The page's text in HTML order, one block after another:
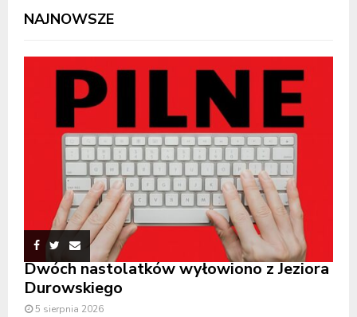
NAJNOWSZE
Dwóch nastolatków wyłowiono z Jeziora
Durowskiego
5 sierpnia 2026